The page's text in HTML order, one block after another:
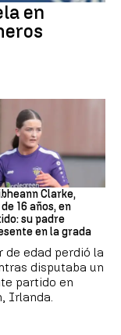
en
Clarke,
16 años, en
su padre
en la grada
de edad perdió la
disputaba un
partido en
Irlanda.